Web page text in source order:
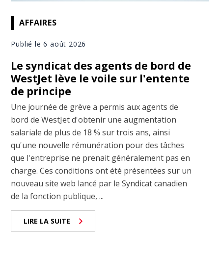
AFFAIRES
Publié le 6 août 2026
Le syndicat des agents de bord de
WestJet lève le voile sur l'entente
de principe
Une journée de grève a permis aux agents de
bord de WestJet d'obtenir une augmentation
salariale de plus de 18 % sur trois ans, ainsi
qu'une nouvelle rémunération pour des tâches
que l'entreprise ne prenait généralement pas en
charge. Ces conditions ont été présentées sur un
nouveau site web lancé par le Syndicat canadien
de la fonction publique, ...
LIRE LA SUITE